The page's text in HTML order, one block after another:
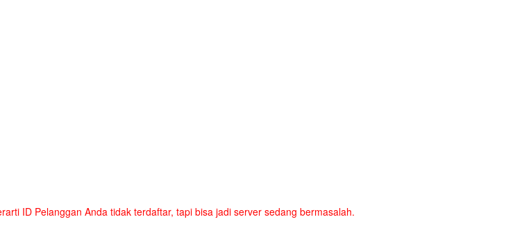
ID Pelanggan Anda tidak terdaftar, tapi bisa jadi server sedang bermasalah.